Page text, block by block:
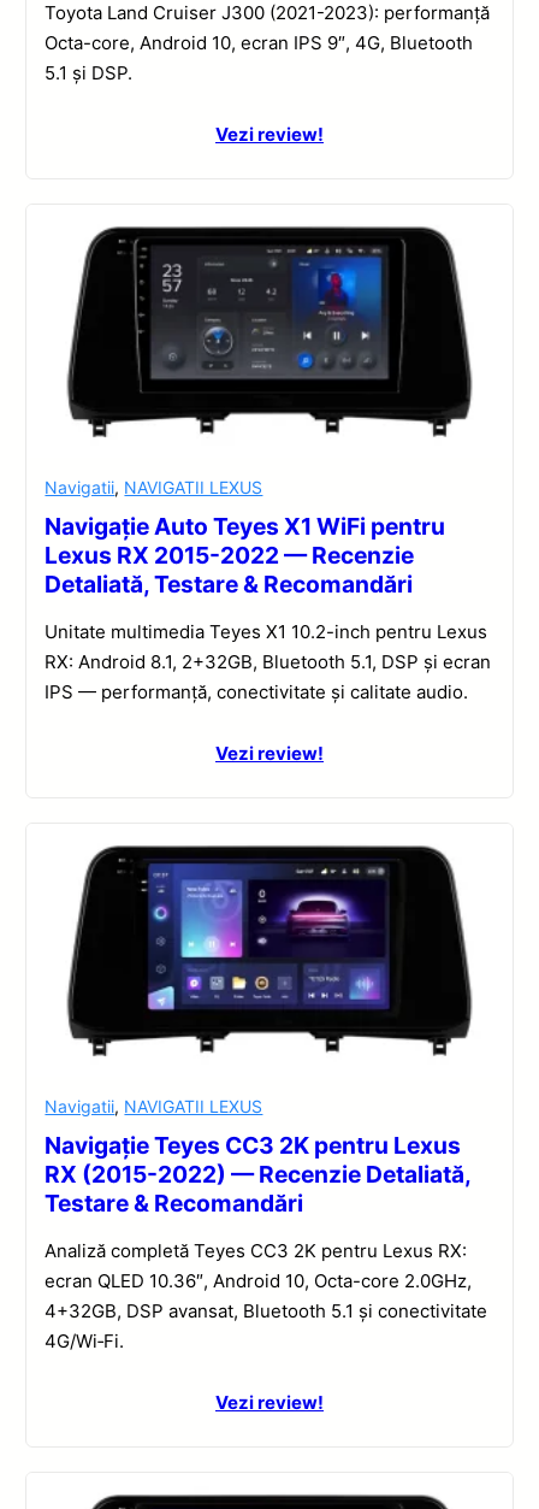
Toyota Land Cruiser J300 (2021-2023): performanță
Octa-core, Android 10, ecran IPS 9″, 4G, Bluetooth
5.1 și DSP.
Vezi review!
Navigatii, NAVIGATII LEXUS
Navigație Auto Teyes X1 WiFi pentru
Lexus RX 2015-2022 — Recenzie
Detaliată, Testare & Recomandări
Unitate multimedia Teyes X1 10.2-inch pentru Lexus
RX: Android 8.1, 2+32GB, Bluetooth 5.1, DSP și ecran
IPS — performanță, conectivitate și calitate audio.
Vezi review!
Navigatii, NAVIGATII LEXUS
Navigație Teyes CC3 2K pentru Lexus
RX (2015-2022) — Recenzie Detaliată,
Testare & Recomandări
Analiză completă Teyes CC3 2K pentru Lexus RX:
ecran QLED 10.36″, Android 10, Octa-core 2.0GHz,
4+32GB, DSP avansat, Bluetooth 5.1 și conectivitate
4G/Wi‑Fi.
Vezi review!